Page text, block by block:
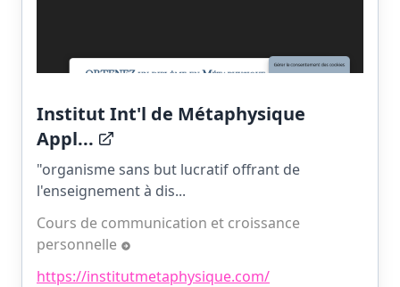
Institut Int'l de Métaphysique
Appl...
"organisme sans but lucratif offrant de
l'enseignement à dis...
Cours de communication et croissance
personnelle
https://institutmetaphysique.com/